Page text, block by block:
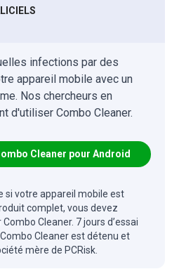
infections par des
appareil mobile avec un
Nos chercheurs en
d'utiliser Combo Cleaner.
Cleaner pour Android
si votre appareil mobile est
complet, vous devez
Cleaner. 7 jours d’essai
Cleaner est détenu et
mère de PCRisk.